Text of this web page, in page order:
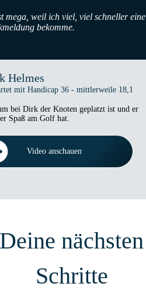
mega, weil ich viel, viel schneller eine
bekomme.
Helmes
mit Handicap 36 - mittlerweile 18,1
bei Dirk der Knoten geplatzt ist und er
Spaß am Golf hat.
Video anschauen
Deine nächsten
Schritte